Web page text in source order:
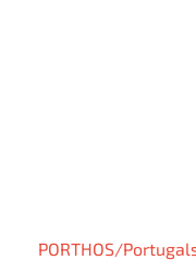
PORTHOS/